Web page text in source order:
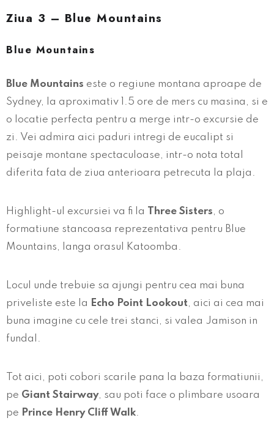
Ziua 3 – Blue Mountains
Blue Mountains
Blue Mountains este o regiune montana aproape de
Sydney, la aproximativ 1.5 ore de mers cu masina, si e
o locatie perfecta pentru a merge intr-o excursie de
zi. Vei admira aici paduri intregi de eucalipt si
peisaje montane spectaculoase, intr-o nota total
diferita fata de ziua anterioara petrecuta la plaja.
Highlight-ul excursiei va fi la Three Sisters, o
formatiune stancoasa reprezentativa pentru Blue
Mountains, langa orasul Katoomba.
Locul unde trebuie sa ajungi pentru cea mai buna
priveliste este la Echo Point Lookout, aici ai cea mai
buna imagine cu cele trei stanci, si valea Jamison in
fundal.
Tot aici, poti cobori scarile pana la baza formatiunii,
pe Giant Stairway, sau poti face o plimbare usoara
pe Prince Henry Cliff Walk.